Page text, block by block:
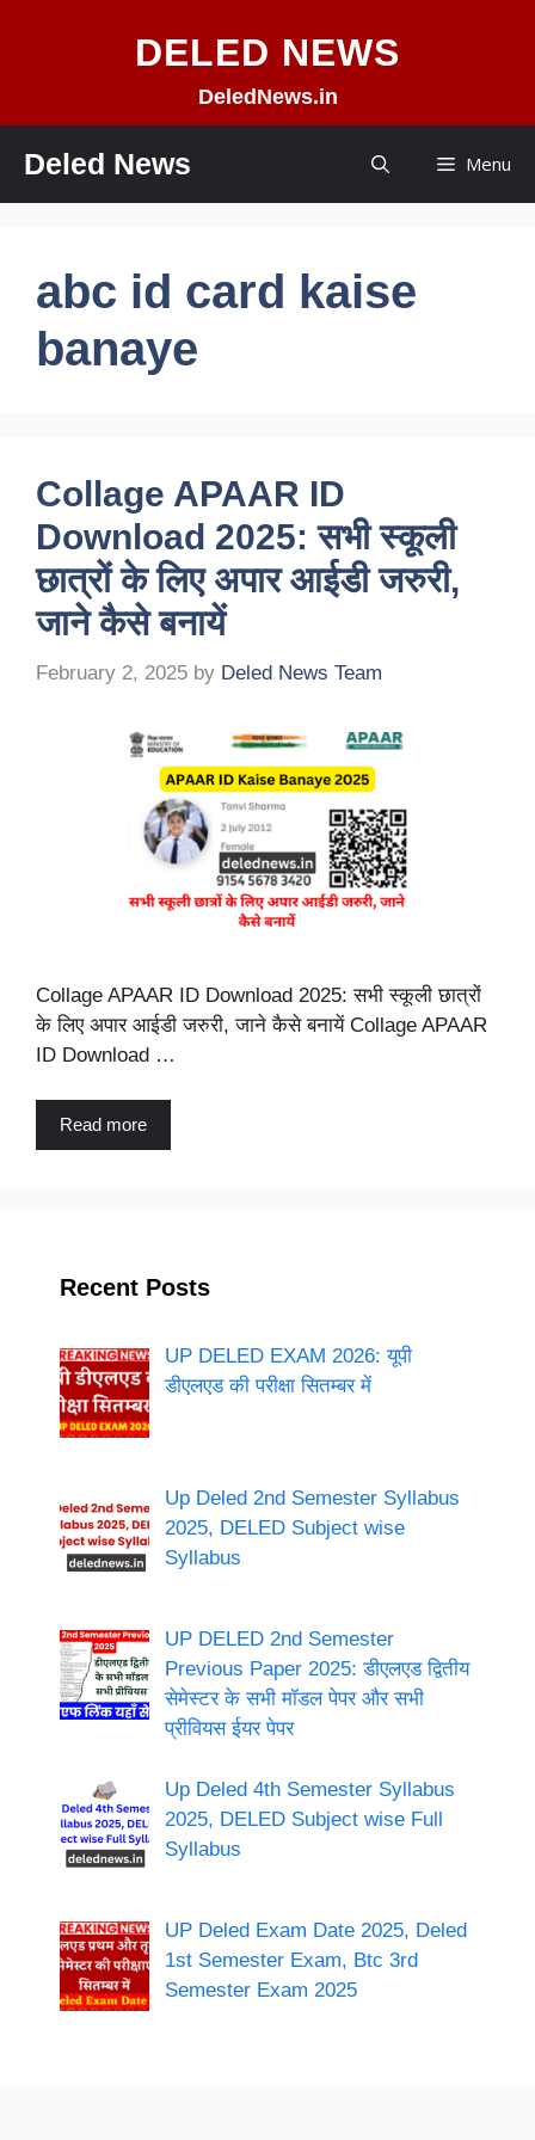
DELED NEWS
DeledNews.in
Deled News Menu
abc id card kaise
banaye
Collage APAAR ID
Download 2025: सभी स्कूली
छात्रों के लिए अपार आईडी जरुरी,
जाने कैसे बनायें
February 2, 2025 by Deled News Team
Collage APAAR ID Download 2025: सभी स्कूली छात्रों
के लिए अपार आईडी जरुरी, जाने कैसे बनायें Collage APAAR
ID Download …
Read more
Recent Posts
UP DELED EXAM 2026: यूपी
डीएलएड की परीक्षा सितम्बर में
Up Deled 2nd Semester Syllabus
2025, DELED Subject wise
Syllabus
UP DELED 2nd Semester
Previous Paper 2025: डीएलएड द्वितीय
सेमेस्टर के सभी मॉडल पेपर और सभी
प्रीवियस ईयर पेपर
Up Deled 4th Semester Syllabus
2025, DELED Subject wise Full
Syllabus
UP Deled Exam Date 2025, Deled
1st Semester Exam, Btc 3rd
Semester Exam 2025